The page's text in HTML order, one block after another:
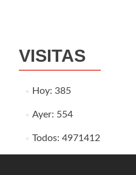
VISITAS
Hoy: 385
Ayer: 554
Todos: 4971412